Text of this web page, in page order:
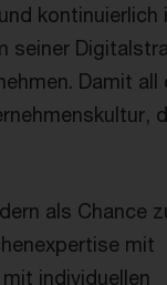
kontinuierlich
seiner
Damit all
als Chance
mit
individuellen